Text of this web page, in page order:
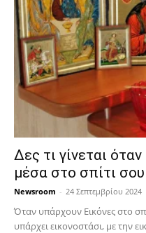
Δες τι γίνεται
μέσα στο σπίτι
Newsroom - 24 Σεπτεμβρίου 2024
Όταν υπάρχουν Εικόνες στο
υπάρχει εικονοστάσι, με την